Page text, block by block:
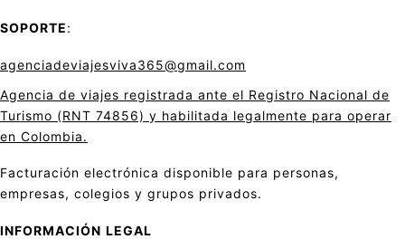
SOPORTE:
agenciadeviajesviva365@gmail.com
Agencia de viajes registrada ante el Registro Nacional de
Turismo (RNT 74856) y habilitada legalmente para operar
en Colombia.
Facturación electrónica disponible para personas,
empresas, colegios y grupos privados.
INFORMACIÓN LEGAL